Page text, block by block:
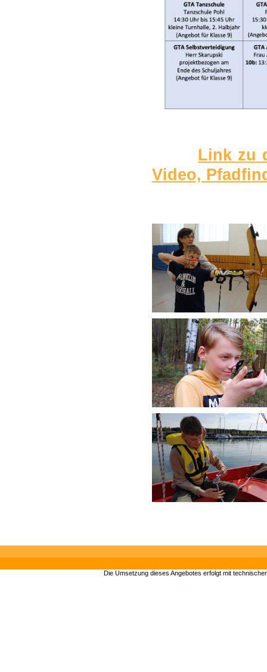
Link zu
Video,
Die Umsetzung dieses Angebotes erfolgt mit